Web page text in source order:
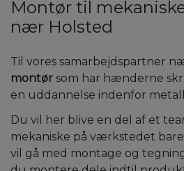
Montør til
nær Holsted
Til vores samarbejdspartner
montør som har hænderne
en uddannelse indenfor
Du vil her blive en del af et
mekaniske på værkstedet bare
vil gå med montage og